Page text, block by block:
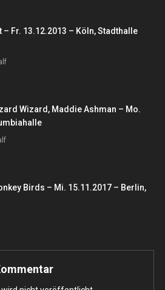
– Fr. 13.12.2013 – Köln, Stadthalle
Wizard, Maddie Ashman – Mo.
Birds – Mi. 15.11.2017 – Berlin,